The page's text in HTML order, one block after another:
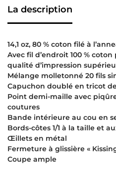
La description
14,1 oz, 80 % coton filé à
Avec fil d’endroit 100 %
qualité d’impression
Mélange molletonné 20 fils
Capuchon doublé en tricot
Point demi-maille avec
coutures
Bande intérieure au cou en
Bords-côtes 1/1 à la taille et
Œillets en métal
Fermeture à glissière «
Coupe ample